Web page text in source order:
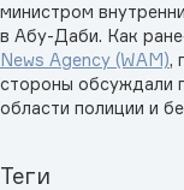
министром
в Абу-Даби. Как
News Agency (WAM),
стороны обсуждали
области полиции и
Теги